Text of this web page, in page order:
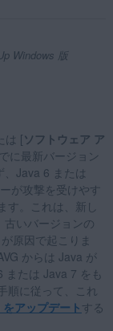
Windows 版
/ Education
/ Education -
64 ビット
は [ソフトウェア ア
に最新バージョン
Java 6 または
が攻撃を受けやす
す。これは、新し
いバージョンの
原因で起こりま
からは Java が
または Java 7 をも
順に従って、これ
アップデート する